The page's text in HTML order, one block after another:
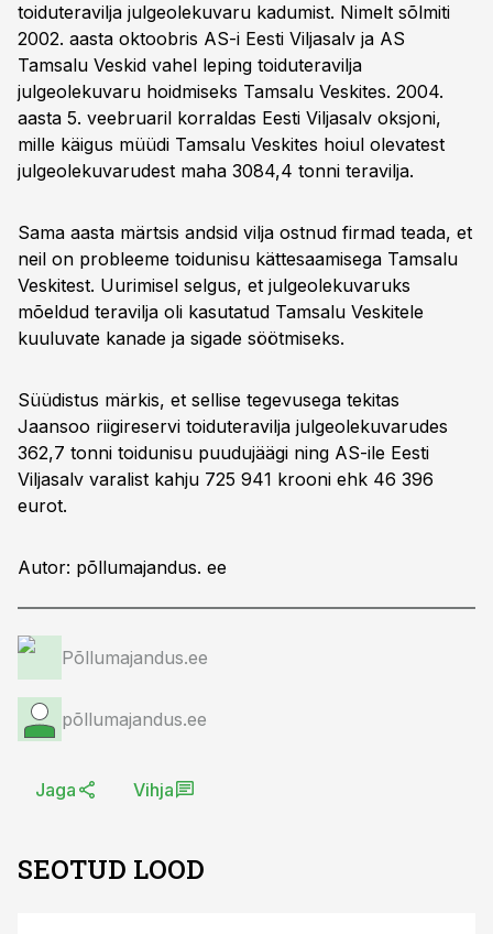
toiduteravilja julgeolekuvaru kadumist. Nimelt sõlmiti
2002. aasta oktoobris AS-i Eesti Viljasalv ja AS
Tamsalu Veskid vahel leping toiduteravilja
julgeolekuvaru hoidmiseks Tamsalu Veskites. 2004.
aasta 5. veebruaril korraldas Eesti Viljasalv oksjoni,
mille käigus müüdi Tamsalu Veskites hoiul olevatest
julgeolekuvarudest maha 3084,4 tonni teravilja.
Sama aasta märtsis andsid vilja ostnud firmad teada, et
neil on probleeme toidunisu kättesaamisega Tamsalu
Veskitest. Uurimisel selgus, et julgeolekuvaruks
mõeldud teravilja oli kasutatud Tamsalu Veskitele
kuuluvate kanade ja sigade söötmiseks.
Süüdistus märkis, et sellise tegevusega tekitas
Jaansoo riigireservi toiduteravilja julgeolekuvarudes
362,7 tonni toidunisu puudujäägi ning AS-ile Eesti
Viljasalv varalist kahju 725 941 krooni ehk 46 396
eurot.
Autor: põllumajandus. ee
Põllumajandus.ee
põllumajandus.ee
Jaga Vihja
SEOTUD LOOD